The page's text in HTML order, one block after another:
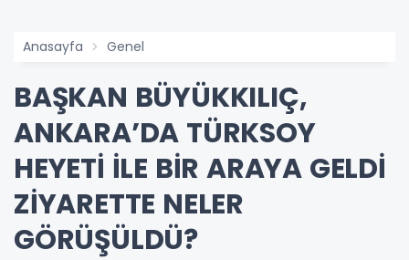
Anasayfa Genel
BAŞKAN BÜYÜKKILIÇ,
ANKARA’DA TÜRKSOY
HEYETİ İLE BİR ARAYA GELDİ
ZİYARETTE NELER
GÖRÜŞÜLDÜ?